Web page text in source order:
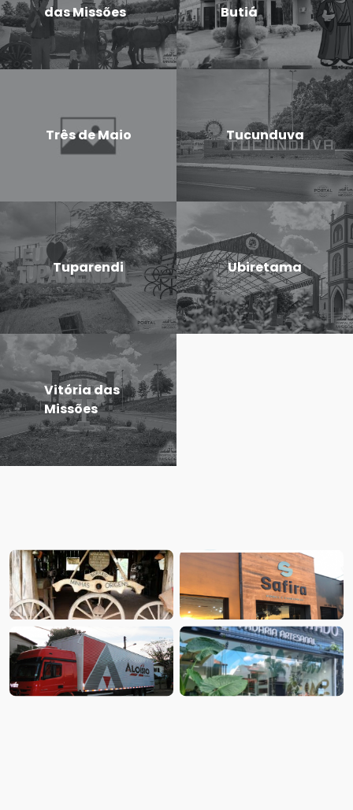
das Missões
Butiá
Três de Maio Tucunduva
Tuparendi Ubiretama
Vitória das
Missões